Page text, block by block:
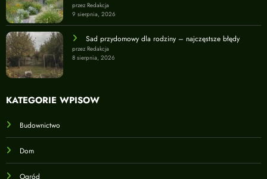
przez Redakcja
9 sierpnia, 2026
Sad przydomowy dla rodziny – najczęstsze błędy
przez Redakcja
8 sierpnia, 2026
KATEGORIE WPISÓW
Budownictwo
Dom
Ogród